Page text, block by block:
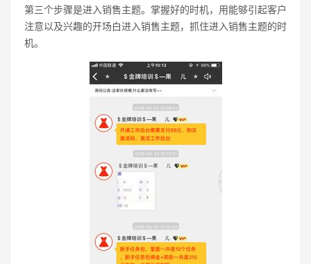
第三个步骤是进入销售主题。掌握好的时机，用能够引起客户
注意以及兴趣的开场白进入销售主题，抓住进入销售主题的时
机。